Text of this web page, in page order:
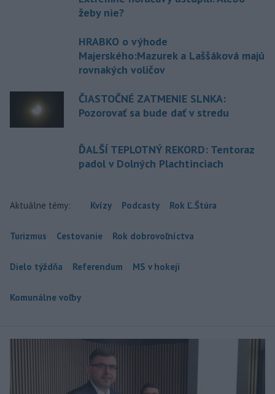
žeby nie?
HRABKO o výhode
Majerského:Mazurek a Laššáková majú
rovnakých voličov
ČIASTOČNÉ ZATMENIE SLNKA:
Pozorovať sa bude dať v stredu
ĎALŠÍ TEPLOTNÝ REKORD: Tentoraz
padol v Dolných Plachtinciach
Aktuálne témy: Kvízy Podcasty Rok Ľ.Štúra
Turizmus Cestovanie Rok dobrovoľníctva
Dielo týždňa Referendum MS v hokeji
Komunálne voľby